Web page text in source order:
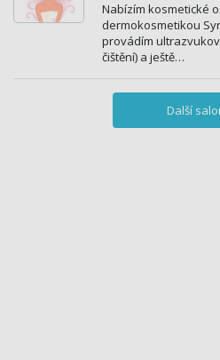
Nabízím kosmetické
dermokosmetikou
provádím
čištění) a ještě…
Další